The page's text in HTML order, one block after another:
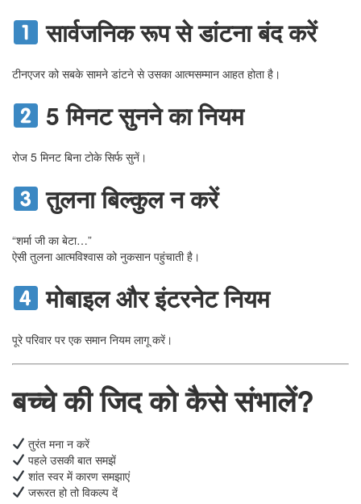
सार्वजनिक रूप से डांटना बंद करें
टीनएजर को सबके सामने डांटने से उसका आत्मसम्मान आहत होता है।
5 मिनट सुनने का नियम
रोज 5 मिनट बिना टोके सिर्फ सुनें।
तुलना बिल्कुल न करें
“शर्मा जी का बेटा…”
ऐसी तुलना आत्मविश्वास को नुकसान पहुंचाती है।
मोबाइल और इंटरनेट नियम
पूरे परिवार पर एक समान नियम लागू करें।
बच्चे की जिद को कैसे संभालें?
तुरंत मना न करें
पहले उसकी बात समझें
शांत स्वर में कारण समझाएं
जरूरत हो तो विकल्प दें